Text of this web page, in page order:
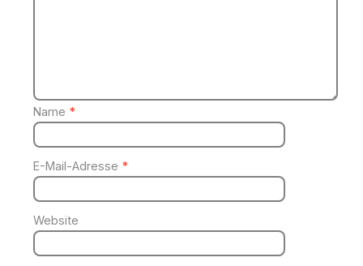
Name *
E-Mail-Adresse *
Website